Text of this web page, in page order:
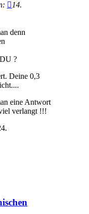
14.
denn
?
Deine 0,3
eine Antwort
verlangt !!!